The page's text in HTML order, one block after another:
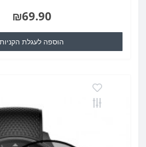
₪69.90
הוספה לעגלת הקניות